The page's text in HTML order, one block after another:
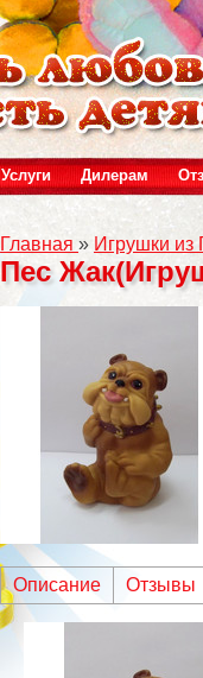
Услуги Дилерам
Главная » Игрушки
Пес
Описание Отзывы